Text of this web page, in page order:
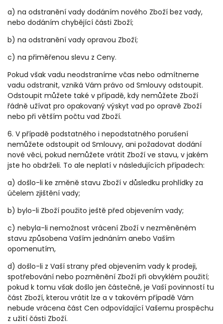
a) na odstranění vady dodáním nového Zboží bez vady,
nebo dodáním chybějící části Zboží;
b) na odstranění vady opravou Zboží;
c) na přiměřenou slevu z Ceny.
Pokud však vadu neodstraníme včas nebo odmítneme
vadu odstranit, vzniká Vám právo od Smlouvy odstoupit.
Odstoupit můžete také v případě, kdy nemůžete Zboží
řádně užívat pro opakovaný výskyt vad po opravě Zboží
nebo při větším počtu vad Zboží.
6. V případě podstatného i nepodstatného porušení
nemůžete odstoupit od Smlouvy, ani požadovat dodání
nové věci, pokud nemůžete vrátit Zboží ve stavu, v jakém
jste ho obdrželi. To ale neplatí v následujících případech:
a) došlo-li ke změně stavu Zboží v důsledku prohlídky za
účelem zjištění vady;
b) bylo-li Zboží použito ještě před objevením vady;
c) nebyla-li nemožnost vrácení Zboží v nezměněném
stavu způsobena Vaším jednáním anebo Vaším
opomenutím,
d) došlo-li z Vaší strany před objevením vady k prodeji,
spotřebování nebo pozměnění Zboží při obvyklém použití;
pokud k tomu však došlo jen částečně, je Vaší povinností tu
část Zboží, kterou vrátit lze a v takovém případě Vám
nebude vrácena část Cen odpovídající Vašemu prospěchu
z užití části Zboží.